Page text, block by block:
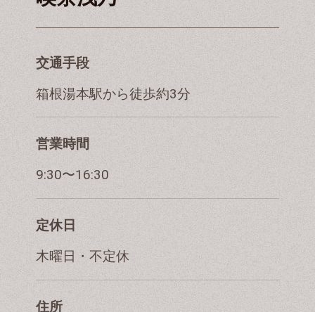
交通手段
箱根湯本駅から徒歩約3分
営業時間
9:30〜16:30
定休日
木曜日・不定休
住所